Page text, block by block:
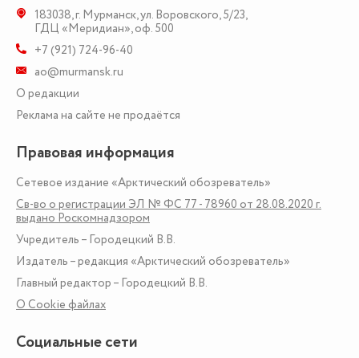
183038,г. Мурманск,ул. Воровского, 5/23,
ГДЦ «Меридиан», оф. 500
+7 (921) 724-96-40
ao@murmansk.ru
О редакции
Реклама на сайте не продаётся
Правовая информация
Сетевое издание «Арктический обозреватель»
Св-во о регистрации ЭЛ № ФС 77 - 78960 от 28.08.2020 г.
выдано Роскомнадзором
Учредитель – Городецкий В.В.
Издатель – редакция «Арктический обозреватель»
Главный редактор – Городецкий В.В.
О Сookie файлах
Социальные сети